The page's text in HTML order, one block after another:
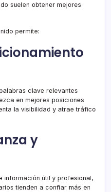
suelen obtener mejores
permite:
clave relevantes
en mejores posiciones
la visibilidad y atrae tráfico
y
información útil y profesional,
tienden a confiar más en